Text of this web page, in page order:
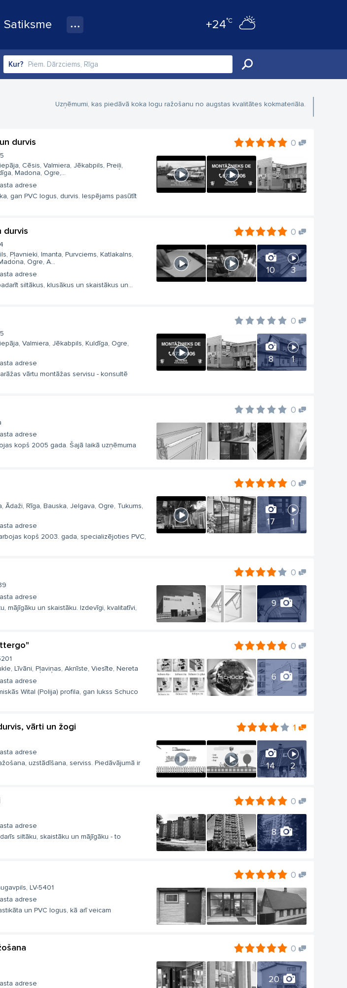
Satiksme +24°C
Kur?
Uzņēmumi, kas piedāvā koka logu ražošanu no augstas kvalitātes kokmateriāla.
durvis 0
Cēsis, Valmiera, Jēkabpils, Preiļi,
Madona, Ogre,...
adrese
gan PVC logus, durvis. Iespējams pasūtīt
durvis 0
10 3
Pļavnieki, Imanta, Purvciems, Katlakalns,
Ogre, A...
adrese
siltākus, klusākus un skaistākus un...
0
8 1
Valmiera, Jēkabpils, Kuldīga, Ogre,
adrese
vārtu montāžas servisu - konsultē
0
adrese
kopš 2005 gada. Šajā laikā uzņēmuma
0
17 1
Ādaži, Rīga, Bauska, Jelgava, Ogre, Tukums,
adrese
kopš 2003. gada, specializējoties PVC,
0
9
adrese
mājīgāku un skaistāku. Izdevīgi, kvalitatīvi,
0
6
Līvāni, Pļaviņas, Aknīste, Viesīte, Nereta
adrese
Wital (Polija) profila, gan lukss Schuco
vārti un žogi 1
14 2
adrese
uzstādīšana, serviss. Piedāvājumā ir
0
8
adrese
siltāku, skaistāku un mājīgāku - to
0
LV-5401
adrese
un PVC logus, kā arī veicam
0
20
adrese